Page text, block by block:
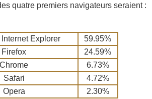
quatre premiers navigateurs seraient :
Internet Explorer
59.95%
Firefox
24.59%
Chrome
6.73%
Safari
4.72%
Opera
2.30%